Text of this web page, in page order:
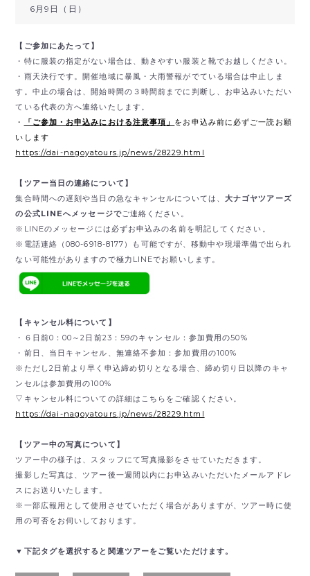
6月9日（日）
【ご参加にあたって】
・特に服装の指定がない場合は、動きやすい服装と靴でお越しください。
・雨天決行です。開催地域に暴風・大雨警報がでている場合は中止しま
す。中止の場合は、開始時間の３時間前までに判断し、お申込みいただい
ている代表の方へ連絡いたします。
・
「ご参加・お申込みにおける注意事項」 をお申込み前に必ずご一読お願
いします
https://dai-nagoyatours.jp/news/28229.html
【ツアー当日の連絡について】
集合時間への遅刻や当日の急なキャンセルについては、 大ナゴヤツアーズ
の公式LINEへメッセージでご連絡ください。
※LINEのメッセージには必ずお申込みの名前を明記してください。
※電話連絡（080-6918-8177）も可能ですが、移動中や現場準備で出られ
ない可能性がありますので極力LINEでお願いします。
【キャンセル料について】
・６日前0：00～2日前23：59のキャンセル：参加費用の50%
・前日、当日キャンセル、無連絡不参加：参加費用の100%
※ただし2日前より早く申込締め切りとなる場合、締め切り日以降のキャ
ンセルは参加費用の100%
▽キャンセル料についての詳細はこちらをご確認ください。
https://dai-nagoyatours.jp/news/28229.html
【ツアー中の写真について】
ツアー中の様子は、スタッフにて写真撮影をさせていただきます。
撮影した写真は、ツアー後一週間以内にお申込みいただいたメールアドレ
スにお送りいたします。
※一部広報用として使用させていただく場合がありますが、ツアー時に使
用の可否をお伺いしております。
▼下記タグを選択すると関連ツアーをご覧いただけます。